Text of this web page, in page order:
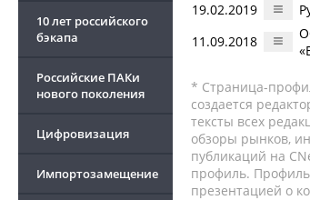
10 лет российского
бэкапа
Российские ПАКи
нового поколения
Цифровизация
Импортозамещение
19.02.2019
11.09.2018
* Страница-
создается
тексты всех
обзоры рынков,
публикаций на
профиль.
презентацией о